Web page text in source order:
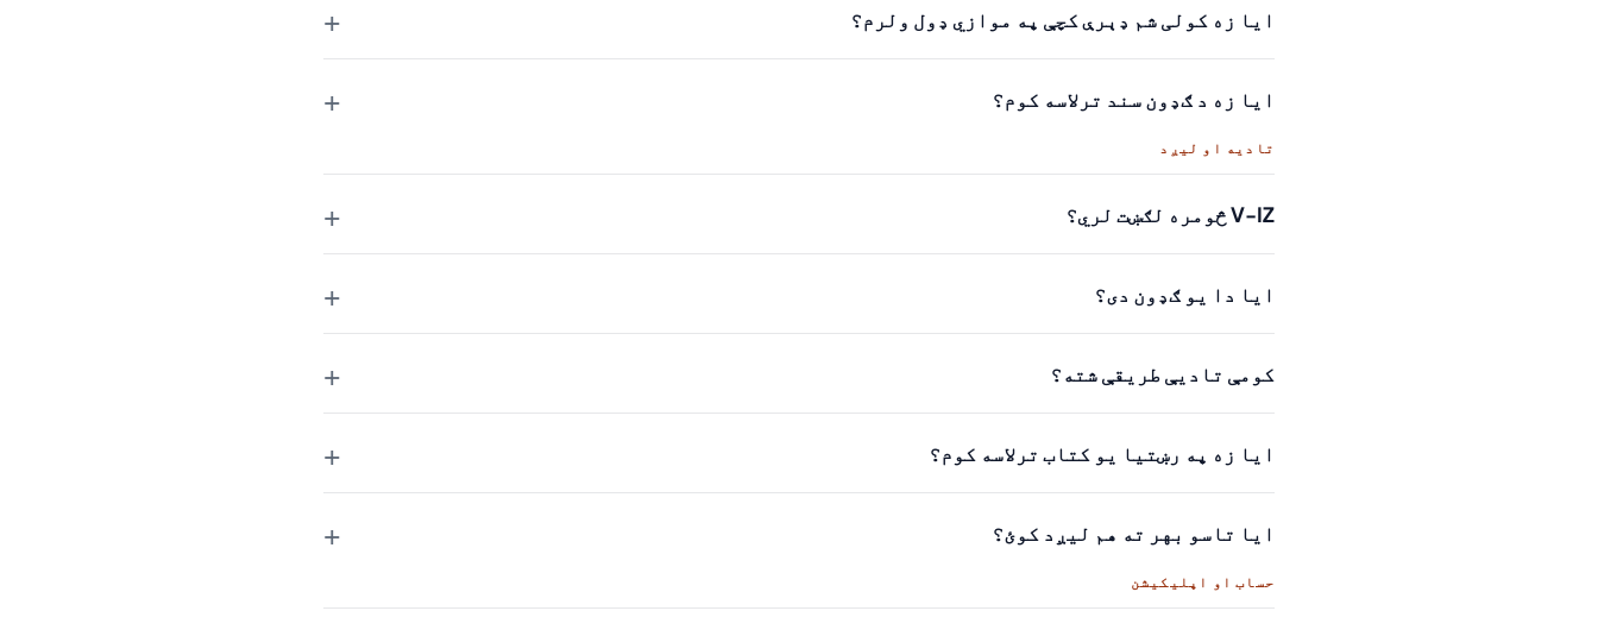
ایا زه کولی شم ډېرې کچې په موازي ډول ولرم؟ +
ایا زه د ګډون سند ترلاسه کوم؟ +
تادیه او لیږد
V-IZ څومره لګښت لري؟ +
ایا دا یو ګډون دی؟ +
کومې تادیې طریقې شته؟ +
ایا زه په رښتیا یو کتاب ترلاسه کوم؟ +
ایا تاسو بهر ته هم لیږد کوئ؟ +
حساب او اپلیکیشن